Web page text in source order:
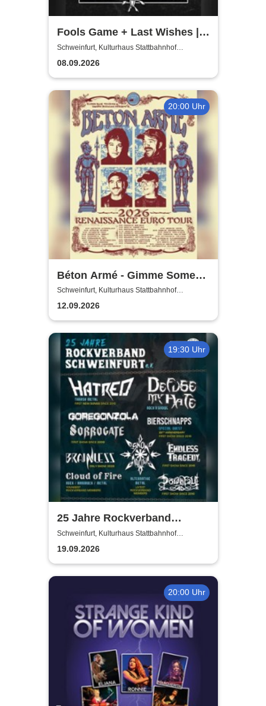
Fools Game + Last Wishes |
Gimme Some Action presents
Schweinfurt, Kulturhaus Stattbahnhof
Schweinfurt
08.09.2026
20:00 Uhr
Béton Armé - Gimme Some
Action presents
Schweinfurt, Kulturhaus Stattbahnhof
Schweinfurt
12.09.2026
19:30 Uhr
25 Jahre Rockverband
Schweinfurt e.V.
Schweinfurt, Kulturhaus Stattbahnhof
Schweinfurt
19.09.2026
20:00 Uhr